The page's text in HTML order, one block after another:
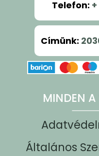
MINDEN A
Általános
Telefon:
Címünk: